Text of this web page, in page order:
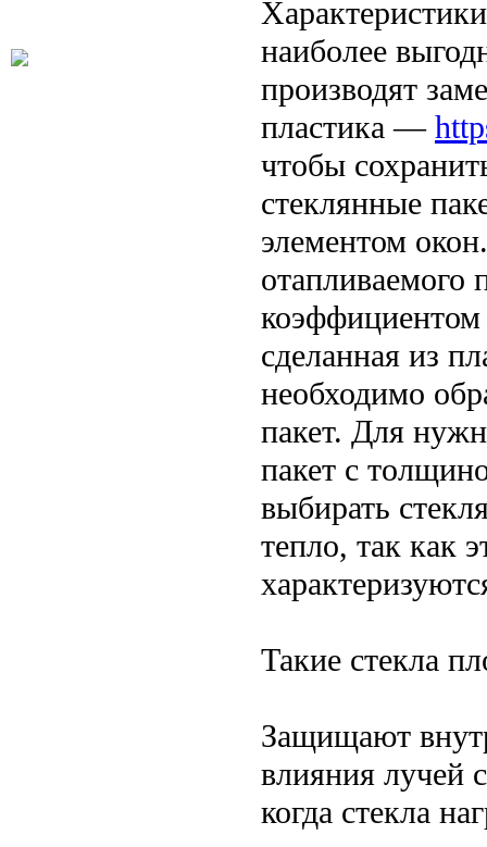
наиболее
производят
пластика —
чтобы
стеклянные
элементом
коэффициентом
сделанная из
необходимо
пакет. Для
пакет с
выбирать
тепло, так как
Такие стекла
Защищают
влияния лучей
когда стекла